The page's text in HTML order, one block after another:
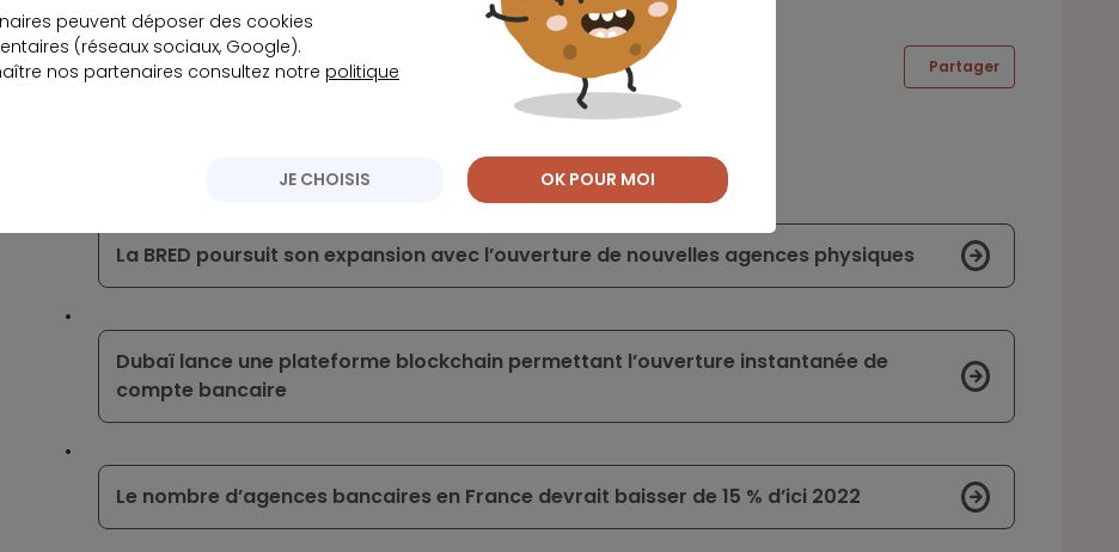
Écrit par
La rédaction Meilleurtaux
Partager
Ça peut vous intéresser
La BRED poursuit son expansion avec l’ouverture de nouvelles agences physiques
Dubaï lance une plateforme blockchain permettant l’ouverture instantanée de
compte bancaire
Le nombre d’agences bancaires en France devrait baisser de 15 % d’ici 2022
peuvent déposer des cookies
(réseaux sociaux, Google).
nos partenaires consultez notre politique
JE CHOISIS OK POUR MOI